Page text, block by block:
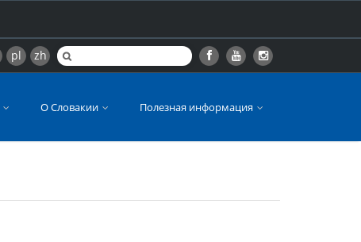
pl zh
О Словакии Полезная информация